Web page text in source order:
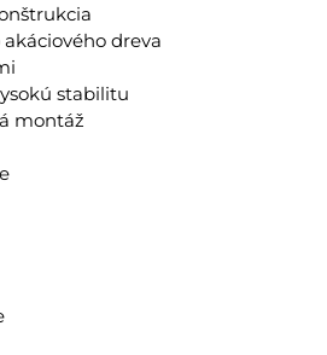
dreva
stabilitu
montáž